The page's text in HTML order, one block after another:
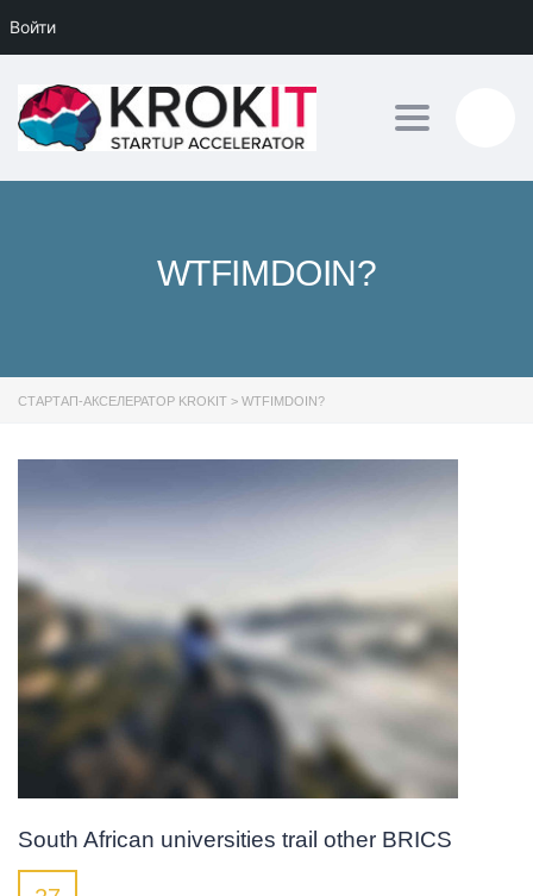
Войти
Toggle
WTFIMDOIN?
СТАРТАП-АКСЕЛЕРАТОР KROKIT > WTFIMDOIN?
South African universities trail other BRICS